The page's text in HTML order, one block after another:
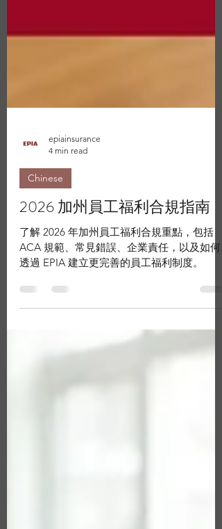
epiainsurance
4 min read
Chinese
2026 加州員工福利合規指南
了解 2026 年加州員工福利合規重點，包括
ACA 規範、常見錯誤、企業責任，以及如何